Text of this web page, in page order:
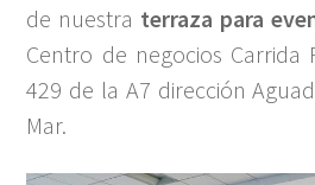
de nuestra terraza para
Centro de negocios Carrida
429 de la A7 dirección
Mar.